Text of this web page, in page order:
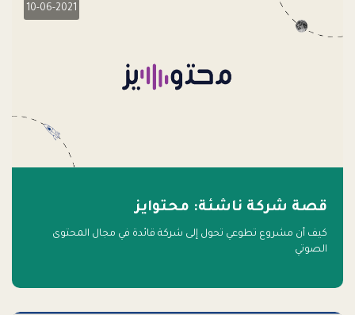
10-06-2021
قصة شركة ناشئة: محتوايز
كيف أن مشروع تطوعي تحول إلى شركة قائدة في مجال المحتوى
الصوتي